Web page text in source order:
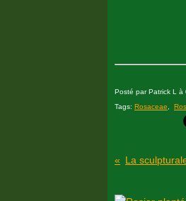
Posté par Patrick L à
Tags: Rosaceae